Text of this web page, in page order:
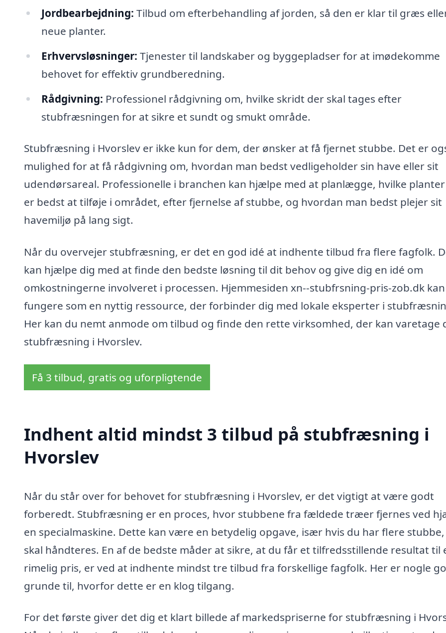
Jordbearbejdning: Tilbud om efterbehandling af jorden, så den er klar til græs
neue planter.
Erhvervsløsninger: Tjenester til landskaber og byggepladser for at imødekomme
behovet for effektiv grundberedning.
Rådgivning: Professionel rådgivning om, hvilke skridt der skal tages efter
stubfræsningen for at sikre et sundt og smukt område.
Stubfræsning i Hvorslev er ikke kun for dem, der ønsker at få fjernet stubbe. Det er
mulighed for at få rådgivning om, hvordan man bedst vedligeholder sin have eller sit
udendørsareal. Professionelle i branchen kan hjælpe med at planlægge, hvilke
er bedst at tilføje i området, efter fjernelse af stubbe, og hvordan man bedst plejer sit
havemiljø på lang sigt.
Når du overvejer stubfræsning, er det en god idé at indhente tilbud fra flere fagfolk.
kan hjælpe dig med at finde den bedste løsning til dit behov og give dig en idé om
omkostningerne involveret i processen. Hjemmesiden xn--stubfrsning-pris-zob.dk kan
fungere som en nyttig ressource, der forbinder dig med lokale eksperter i
Her kan du nemt anmode om tilbud og finde den rette virksomhed, der kan varetage
stubfræsning i Hvorslev.
Få 3 tilbud, gratis og uforpligtende
Indhent altid mindst 3 tilbud på stubfræsning i
Hvorslev
Når du står over for behovet for stubfræsning i Hvorslev, er det vigtigt at være godt
forberedt. Stubfræsning er en proces, hvor stubbene fra fældede træer fjernes ved
en specialmaskine. Dette kan være en betydelig opgave, især hvis du har flere
skal håndteres. En af de bedste måder at sikre, at du får et tilfredsstillende resultat til
rimelig pris, er ved at indhente mindst tre tilbud fra forskellige fagfolk. Her er nogle
grunde til, hvorfor dette er en klog tilgang.
For det første giver det dig et klart billede af markedspriserne for stubfræsning i